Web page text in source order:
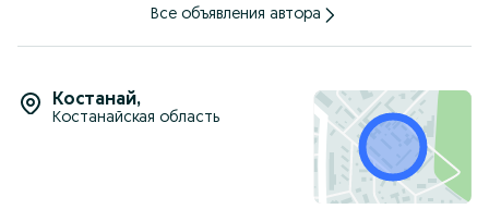
Все объявления автора
Костанай,
Костанайская область